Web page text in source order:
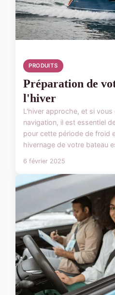
PRODUITS
Préparation de
l'hiver
L'hiver approche, et si
navigation, il est essentiel
pour cette période de froid
hivernage de votre bateau
6 février 2025